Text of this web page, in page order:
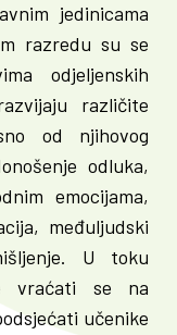
jedinicama
razredu su se
odjeljenskih
različite
od njihovog
odluka,
emocijama,
međuljudski
U toku
vraćati se na
učenike